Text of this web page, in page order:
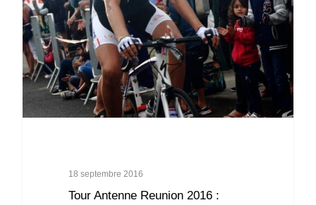
18 septembre 2016
Tour Antenne Reunion 2016 :